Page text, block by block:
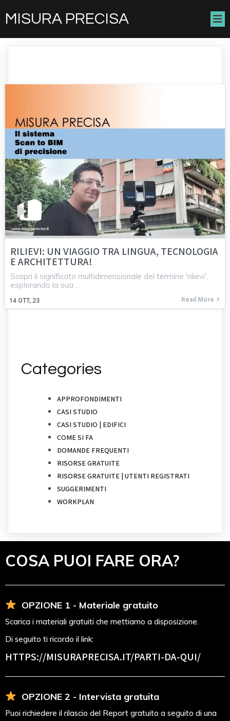
MISURA PRECISA
RILIEVI: UN VIAGGIO TRA LINGUA, TECNOLOGIA
E ARCHITETTURA!
14 OTT, 23
Scopri il significato multidimensionale del termine 'rilievi',
esplorando la sua…
Read More
Categories
APPROFONDIMENTI
CASI STUDIO
CASI STUDIO | EDIFICI
COME SI FA
DOMANDE FREQUENTI
RISORSE GRATUITE
RISORSE GRATUITE | UTENTI REGISTRATI
SUGGERIMENTI
WORKPLAN
COSA PUOI FARE ORA?
OPZIONE 1 - Materiale gratuito
Scarica i materiali gratuiti che mettiamo a disposizione.
Di seguito ti ricordo il link:
HTTPS://MISURAPRECISA.IT/PARTI-DA-QUI/
OPZIONE 2 - Intervista gratuita
Puoi richiedere il rilascio del Report gratuito a seguito di una